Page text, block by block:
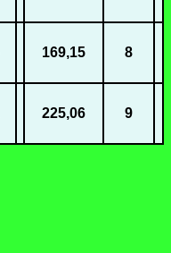
169,15 8
225,06 9